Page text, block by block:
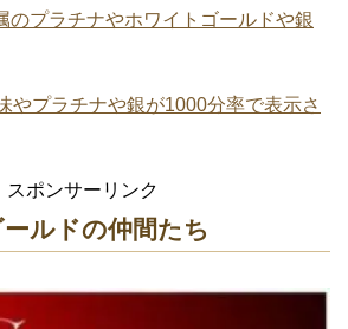
のプラチナやホワイトゴールドや銀
やプラチナや銀が1000分率で表示さ
スポンサーリンク
ルドの仲間たち